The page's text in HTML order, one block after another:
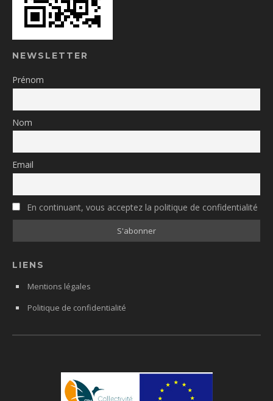
NEWSLETTER
Prénom
Nom
Email
En continuant, vous acceptez la politique de confidentialité
LIENS
Mentions légales
Politique de confidentialité